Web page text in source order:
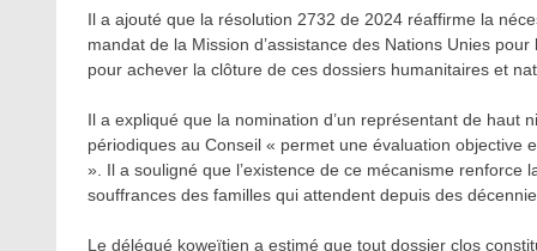
Il a ajouté que la résolution 2732 de 2024 réaffirme la
mandat de la Mission d’assistance des Nations Unies
pour achever la clôture de ces dossiers humanitaires et
Il a expliqué que la nomination d’un représentant de
périodiques au Conseil « permet une évaluation
». Il a souligné que l’existence de ce mécanisme
souffrances des familles qui attendent depuis des
Le délégué koweïtien a estimé que tout dossier clos